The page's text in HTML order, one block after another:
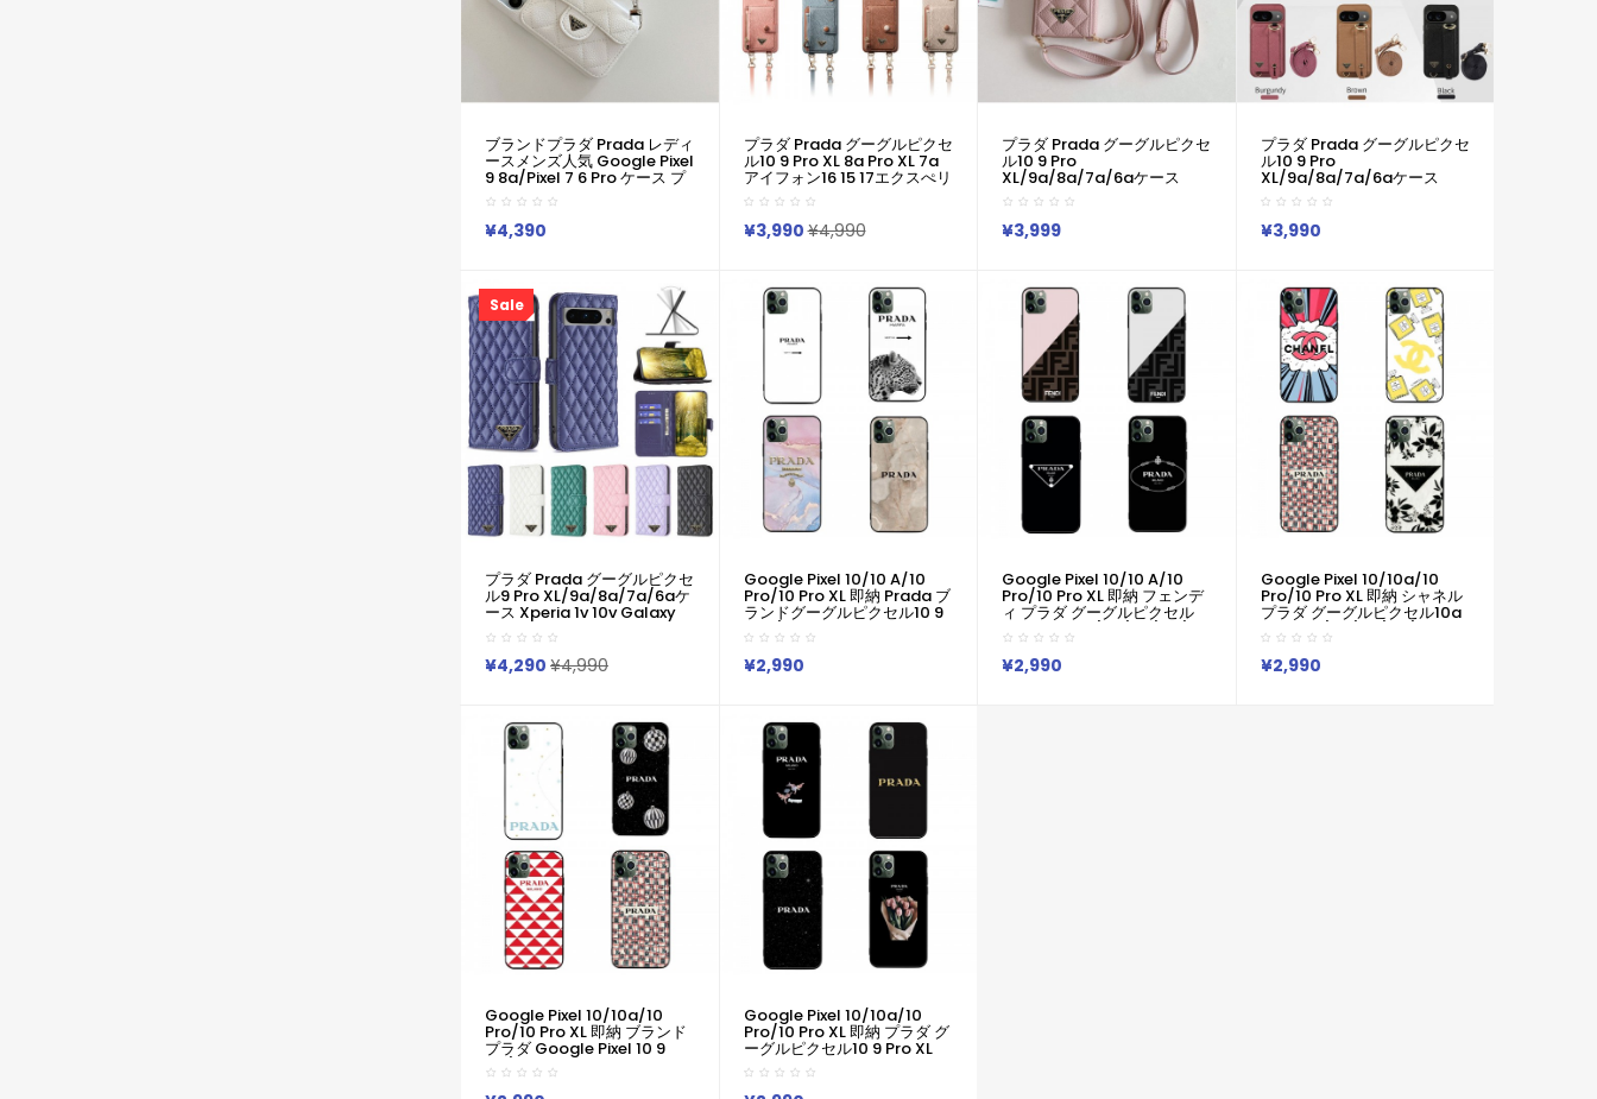
ブランドプラダ Prada レディ
ースメンズ人気 Google Pixel
9 8a/Pixel 7 6 Pro ケース プ
ラダ Prada グーグル Pixel8
9a/Pixel 7 Pro Iphone 14 15
16 Pro Max Xperia 1 Vi 10 Iii
Iv V Samsung S23 Ultra
Iphone/Galaxy/Google
Pixelなど全機種対応
¥4,390
プラダ Prada グーグルピクセ
ル10 9 Pro XL 8a Pro XL 7a
アイフォン16 15 17エクスぺリ
ア1 Vii 10vii サムソンs25 S24
S23 Note20ケース ジャケッ
ト型人気
Iphone/Galaxy/Xperia/Google
ゴ×カードポケット一体型ス
トラップ付き
¥3,990¥4,990
プラダ Prada グーグルピクセ
ル10 9 Pro
XL/9a/8a/7a/6aケース
Xperia 1v 10v Galaxy S23
S24 S25 A54 A55 A56 グー
グルピクセル10 9Pro XL 8a
7a Iphone 17 15 16 Pro Max
Pro 9a 10スマホケース
Iphone/Galaxy/Google/Xperia/Pixel
など全機種対応
¥3,999
プラダ Prada グーグルピクセ
ル10 9 Pro
XL/9a/8a/7a/6aケース
Xperia 1v 10v Galaxy S23
S24 S25 A54 A55 A56 グー
グルピクセル10 9Pro XL 8a
7a Iphone 17 15 16 Pro Max
Pro 9a 10スマホケース
Iphone/Galaxy/Google/Xperia/Pixel
など全機種対応
¥3,990
Sale
プラダ Prada グーグルピクセ
ル9 Pro XL/9a/8a/7a/6aケ
ース Xperia 1v 10v Galaxy
S23S24S25 A54 A55 グーグ
ルピクセル9Pro XL 8a 7a
Iphone 14 15 16 Pro Maxケー
ス プラダ Prada ブランド
Iphone/Galaxy/Google/Xperia/Pixel
など全機種対応
¥4,290 ¥4,990
Google Pixel 10/10 A/10
Pro/10 Pro XL 即納 Prada ブ
ランドグーグルピクセル10 9
Pro /8 Pro 7a 8 Galaxy S26
S25 S24 A55 A54 A36 アイ
フォン 17 16 15 14ケース プラ
ダのミニマルスタイル 4 テー
1vii 10viiケース
Iphone/Galaxy/Xperia/Google
Pixelなど全機種対応
¥2,990
Google Pixel 10/10 A/10
Pro/10 Pro XL 即納 フェンデ
ィ プラダ グーグルピクセル
10a 9 Pro XL/9a/8a/7a/6a
ケース フェンディ / プラダの
カラーブロックロゴケース
Xperia 1vii 10vii Galaxy S26
¥2,990
Google Pixel 10/10a/10
Pro/10 Pro XL 即納 シャネル
プラダ グーグルピクセル10a
9 Pro XL/9a/8a/7a/6aケー
ス Xperia 1vii 10vii Galaxy
S26 S23 S24 S25 A54 A55
A36 グーグルピクセル10
¥2,990
Google Pixel 10/10a/10
Pro/10 Pro XL 即納 ブランド
プラダ Google Pixel 10 9
8a/Pixel 7 6 Pro ケース
Prada グーグル Pixel 10 8
Google Pixel 10/10a/10
Pro/10 Pro XL 即納 プラダ グ
ーグルピクセル10 9 Pro XL
8a Pro XL 7a アイフォン17
16 15エクスぺリア1 Vii 10vii サ